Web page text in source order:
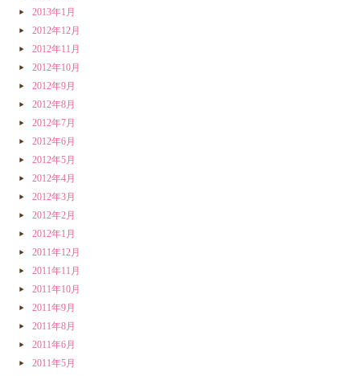
2013年1月
2012年12月
2012年11月
2012年10月
2012年9月
2012年8月
2012年7月
2012年6月
2012年5月
2012年4月
2012年3月
2012年2月
2012年1月
2011年12月
2011年11月
2011年10月
2011年9月
2011年8月
2011年6月
2011年5月